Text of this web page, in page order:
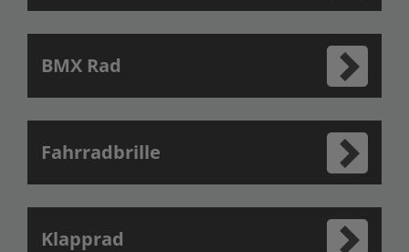
BMX Rad
Fahrradbrille
Klapprad